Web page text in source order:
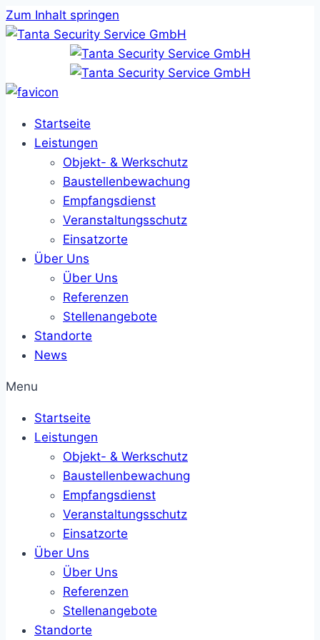
Zum Inhalt springen
Startseite
Leistungen
Objekt- & Werkschutz
Baustellenbewachung
Empfangsdienst
Veranstaltungsschutz
Einsatzorte
Über Uns
Über Uns
Referenzen
Stellenangebote
Standorte
News
Menu
Startseite
Leistungen
Objekt- & Werkschutz
Baustellenbewachung
Empfangsdienst
Veranstaltungsschutz
Einsatzorte
Über Uns
Über Uns
Referenzen
Stellenangebote
Standorte